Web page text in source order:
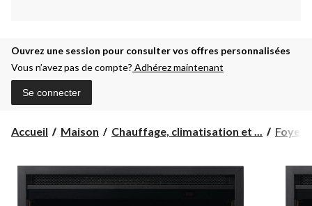
Ouvrez une session pour consulter vos offres personnalisées
Vous n’avez pas de compte? Adhérez maintenant
Se connecter
Accueil Maison Chauffage, climatisation et ...